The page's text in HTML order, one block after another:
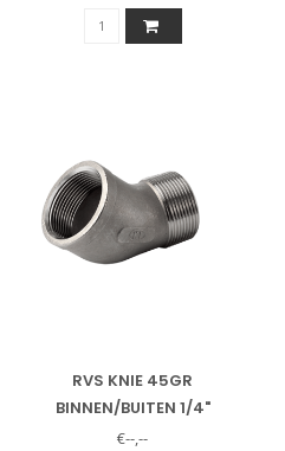
RVS KNIE 45GR
BINNEN/BUITEN 1/4"
€--,--